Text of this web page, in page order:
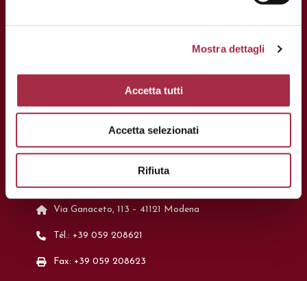
Mostra dettagli
Accetta tutti
Accetta selezionati
Rifiuta
CONTACTS
Via Ganaceto, 113 – 41121 Modena
Tél.: +39 059 208621
Fax: +39 059 208623